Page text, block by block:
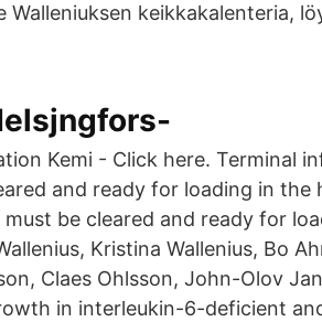
Walleniuksen keikkakalenteria,
Kemi - Click here. Terminal
and ready for loading in the
must be cleared and ready for
Kristina Wallenius, Bo
Claes Ohlsson, John-Olov
in interleukin-6-deficient